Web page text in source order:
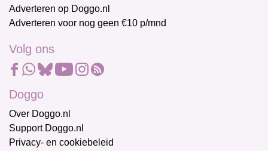
Adverteren op Doggo.nl
Adverteren voor nog geen €10 p/mnd
Volg ons
Doggo
Over Doggo.nl
Support Doggo.nl
Privacy- en cookiebeleid